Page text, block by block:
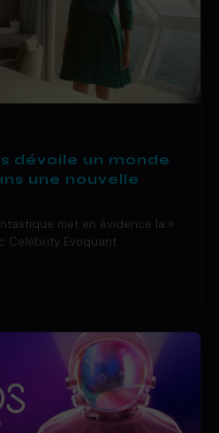
dévoile un monde
une nouvelle
met en évidence la «
Celebrity Evoquant